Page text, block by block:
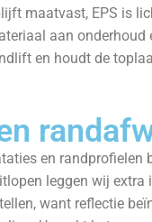
maatvast, EPS is
aan
en houdt de
en
leggen wij
want reflectie